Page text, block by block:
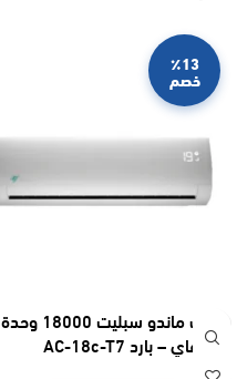
٪13
خصم
مكيف ماندو سبليت 18000 وحدة
واي فاي – بارد AC-18c-T7